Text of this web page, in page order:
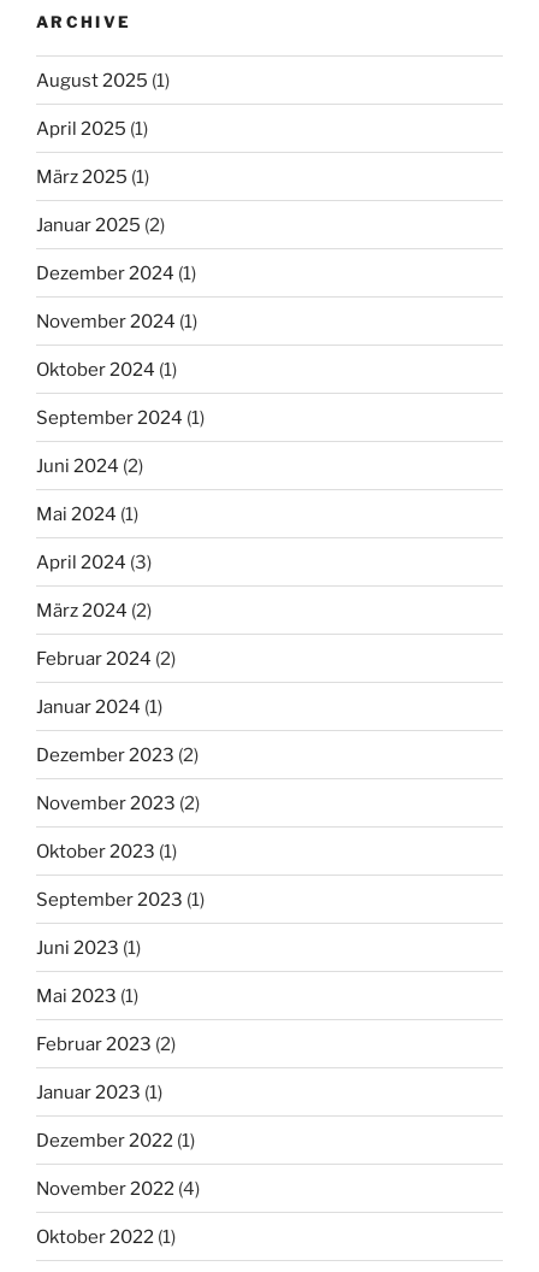
ARCHIVE
August 2025 (1)
April 2025 (1)
März 2025 (1)
Januar 2025 (2)
Dezember 2024 (1)
November 2024 (1)
Oktober 2024 (1)
September 2024 (1)
Juni 2024 (2)
Mai 2024 (1)
April 2024 (3)
März 2024 (2)
Februar 2024 (2)
Januar 2024 (1)
Dezember 2023 (2)
November 2023 (2)
Oktober 2023 (1)
September 2023 (1)
Juni 2023 (1)
Mai 2023 (1)
Februar 2023 (2)
Januar 2023 (1)
Dezember 2022 (1)
November 2022 (4)
Oktober 2022 (1)